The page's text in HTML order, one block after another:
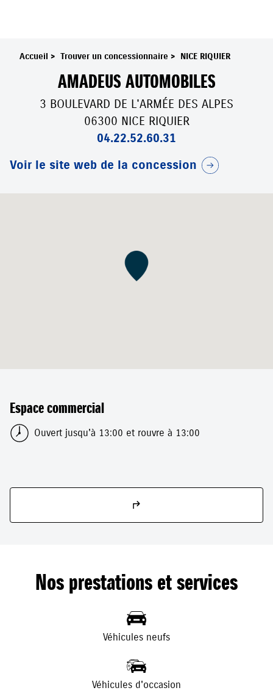
Accueil > Trouver un concessionnaire > NICE RIQUIER
AMADEUS AUTOMOBILES
3 BOULEVARD DE L'ARMÉE DES ALPES
06300 NICE RIQUIER
04.22.52.60.31
Voir le site web de la concession
Espace commercial
Ouvert jusqu'à 13:00 et rouvre à 13:00
Nos prestations et services
Véhicules neufs
Véhicules d'occasion